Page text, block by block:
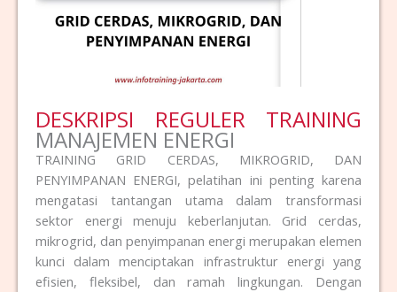
DESKRIPSI REGULER TRAINING
MANAJEMEN ENERGI
TRAINING GRID CERDAS, MIKROGRID, DAN
PENYIMPANAN ENERGI, pelatihan ini penting karena
mengatasi tantangan utama dalam transformasi
sektor energi menuju keberlanjutan. Grid cerdas,
mikrogrid, dan penyimpanan energi merupakan elemen
kunci dalam menciptakan infrastruktur energi yang
efisien, fleksibel, dan ramah lingkungan. Dengan